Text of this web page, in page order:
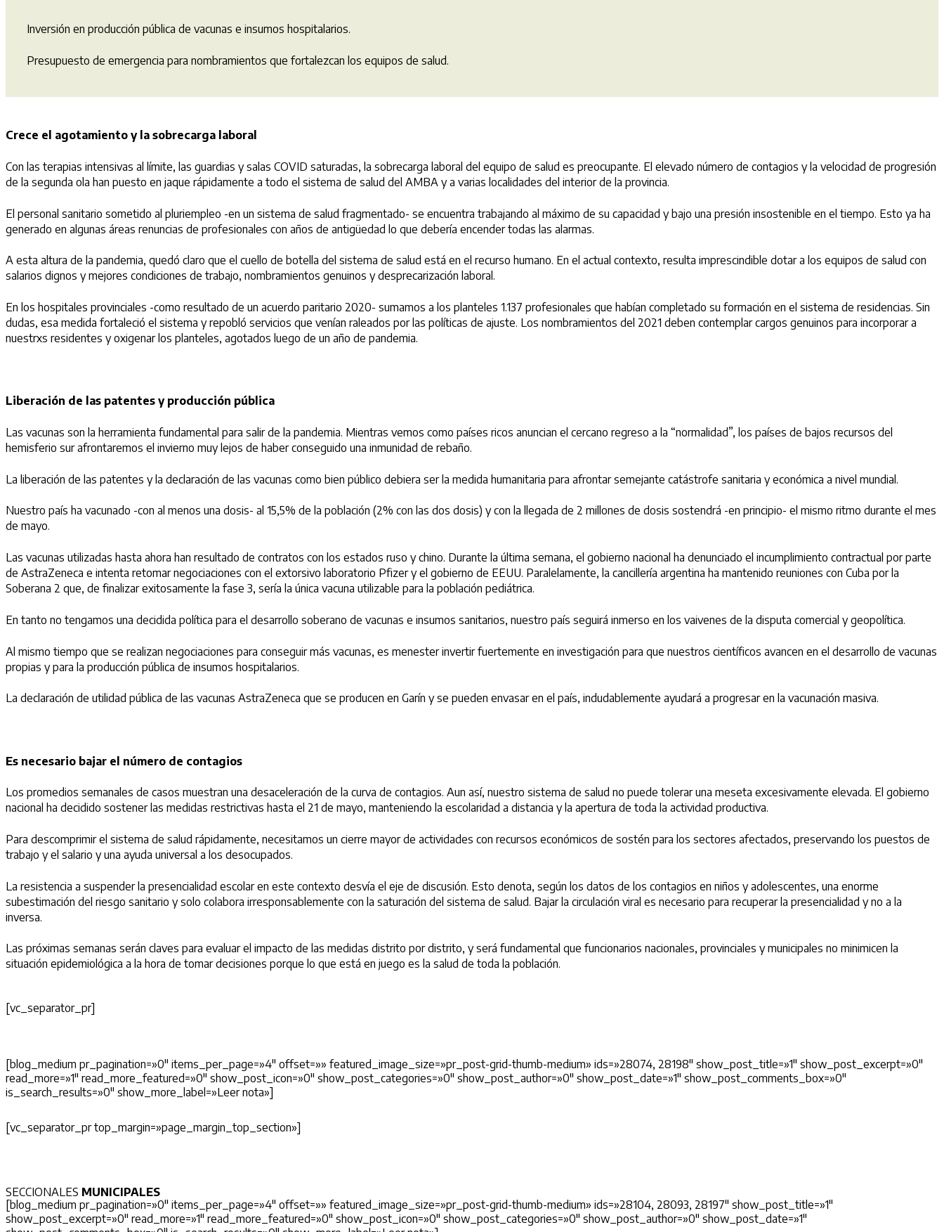
Inversión en producción pública de vacunas e insumos hospitalarios.
Presupuesto de emergencia para nombramientos que fortalezcan los equipos de salud.
Crece el agotamiento y la sobrecarga laboral
Con las terapias intensivas al límite, las guardias y salas COVID saturadas, la sobrecarga laboral del equipo de salud es preocupante. El elevado número de contagios y la velocidad de progresión
de la segunda ola han puesto en jaque rápidamente a todo el sistema de salud del AMBA y a varias localidades del interior de la provincia.
El personal sanitario sometido al pluriempleo -en un sistema de salud fragmentado- se encuentra trabajando al máximo de su capacidad y bajo una presión insostenible en el tiempo. Esto ya ha
generado en algunas áreas renuncias de profesionales con años de antigüedad lo que debería encender todas las alarmas.
A esta altura de la pandemia, quedó claro que el cuello de botella del sistema de salud está en el recurso humano. En el actual contexto, resulta imprescindible dotar a los equipos de salud con
salarios dignos y mejores condiciones de trabajo, nombramientos genuinos y desprecarización laboral.
En los hospitales provinciales -como resultado de un acuerdo paritario 2020- sumamos a los planteles 1.137 profesionales que habían completado su formación en el sistema de residencias. Sin
dudas, esa medida fortaleció el sistema y repobló servicios que venían raleados por las políticas de ajuste. Los nombramientos del 2021 deben contemplar cargos genuinos para incorporar a
nuestrxs residentes y oxigenar los planteles, agotados luego de un año de pandemia.
Liberación de las patentes y producción pública
Las vacunas son la herramienta fundamental para salir de la pandemia. Mientras vemos como países ricos anuncian el cercano regreso a la “normalidad”, los países de bajos recursos del
hemisferio sur afrontaremos el invierno muy lejos de haber conseguido una inmunidad de rebaño.
La liberación de las patentes y la declaración de las vacunas como bien público debiera ser la medida humanitaria para afrontar semejante catástrofe sanitaria y económica a nivel mundial.
Nuestro país ha vacunado -con al menos una dosis- al 15,5% de la población (2% con las dos dosis) y con la llegada de 2 millones de dosis sostendrá -en principio- el mismo ritmo durante el mes
de mayo.
Las vacunas utilizadas hasta ahora han resultado de contratos con los estados ruso y chino. Durante la última semana, el gobierno nacional ha denunciado el incumplimiento contractual por parte
de AstraZeneca e intenta retomar negociaciones con el extorsivo laboratorio Pfizer y el gobierno de EEUU. Paralelamente, la cancillería argentina ha mantenido reuniones con Cuba por la
Soberana 2 que, de finalizar exitosamente la fase 3, sería la única vacuna utilizable para la población pediátrica.
En tanto no tengamos una decidida política para el desarrollo soberano de vacunas e insumos sanitarios, nuestro país seguirá inmerso en los vaivenes de la disputa comercial y geopolítica.
Al mismo tiempo que se realizan negociaciones para conseguir más vacunas, es menester invertir fuertemente en investigación para que nuestros científicos avancen en el desarrollo de vacunas
propias y para la producción pública de insumos hospitalarios.
La declaración de utilidad pública de las vacunas AstraZeneca que se producen en Garín y se pueden envasar en el país, indudablemente ayudará a progresar en la vacunación masiva.
Es necesario bajar el número de contagios
Los promedios semanales de casos muestran una desaceleración de la curva de contagios. Aun así, nuestro sistema de salud no puede tolerar una meseta excesivamente elevada. El gobierno
nacional ha decidido sostener las medidas restrictivas hasta el 21 de mayo, manteniendo la escolaridad a distancia y la apertura de toda la actividad productiva.
Para descomprimir el sistema de salud rápidamente, necesitamos un cierre mayor de actividades con recursos económicos de sostén para los sectores afectados, preservando los puestos de
trabajo y el salario y una ayuda universal a los desocupados.
La resistencia a suspender la presencialidad escolar en este contexto desvía el eje de discusión. Esto denota, según los datos de los contagios en niños y adolescentes, una enorme
subestimación del riesgo sanitario y solo colabora irresponsablemente con la saturación del sistema de salud. Bajar la circulación viral es necesario para recuperar la presencialidad y no a la
inversa.
Las próximas semanas serán claves para evaluar el impacto de las medidas distrito por distrito, y será fundamental que funcionarios nacionales, provinciales y municipales no minimicen la
situación epidemiológica a la hora de tomar decisiones porque lo que está en juego es la salud de toda la población.
[vc_separator_pr]
[blog_medium pr_pagination=»0″ items_per_page=»4″ offset=»» featured_image_size=»pr_post-grid-thumb-medium» ids=»28074, 28198″ show_post_title=»1″ show_post_excerpt=»0″
read_more=»1″ read_more_featured=»0″ show_post_icon=»0″ show_post_categories=»0″ show_post_author=»0″ show_post_date=»1″ show_post_comments_box=»0″
is_search_results=»0″ show_more_label=»Leer nota»]
[vc_separator_pr top_margin=»page_margin_top_section»]
SECCIONALES MUNICIPALES
[blog_medium pr_pagination=»0″ items_per_page=»4″ offset=»» featured_image_size=»pr_post-grid-thumb-medium» ids=»28104, 28093, 28197″ show_post_title=»1″
show_post_excerpt=»0″ read_more=»1″ read_more_featured=»0″ show_post_icon=»0″ show_post_categories=»0″ show_post_author=»0″ show_post_date=»1″